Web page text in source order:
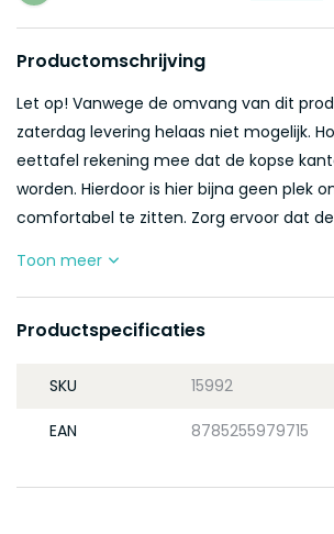
Productomschrijving
Let op! Vanwege de omvang van dit
zaterdag levering helaas niet mogelijk.
eettafel rekening mee dat de kopse
worden. Hierdoor is hier bijna geen plek
comfortabel te zitten. Zorg ervoor dat
Toon meer
Productspecificaties
SKU 15992
EAN 8785255979715